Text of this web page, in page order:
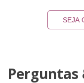
SEJA
Perguntas